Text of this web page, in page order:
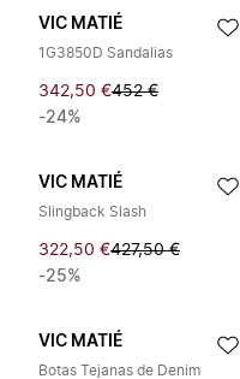
VIC MATIÉ
1G3850D Sandalias
342,50 €452 €
-24%
VIC MATIÉ
Slingback Slash
322,50 €427,50 €
-25%
VIC MATIÉ
Botas Tejanas de Denim